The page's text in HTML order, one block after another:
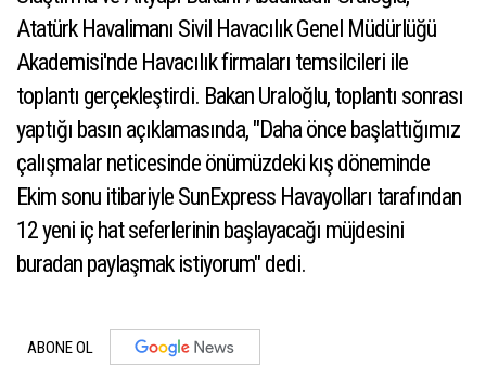
Atatürk Havalimanı Sivil Havacılık Genel Müdürlüğü
Akademisi'nde Havacılık firmaları temsilcileri ile
toplantı gerçekleştirdi. Bakan Uraloğlu, toplantı sonrası
yaptığı basın açıklamasında, "Daha önce başlattığımız
çalışmalar neticesinde önümüzdeki kış döneminde
Ekim sonu itibariyle SunExpress Havayolları tarafından
12 yeni iç hat seferlerinin başlayacağı müjdesini
buradan paylaşmak istiyorum" dedi.
ABONE OL